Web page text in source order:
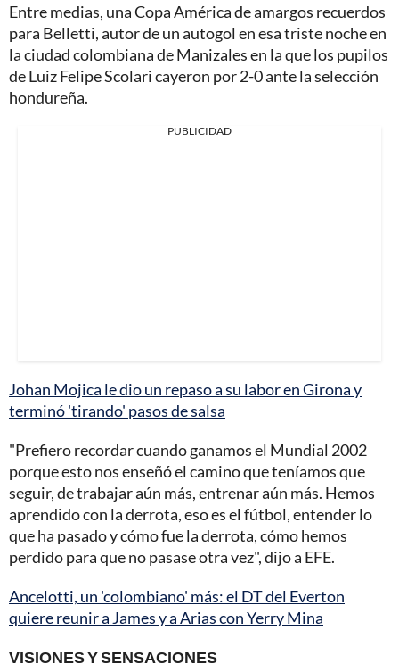
Entre medias, una Copa América de amargos recuerdos
para Belletti, autor de un autogol en esa triste noche en
la ciudad colombiana de Manizales en la que los pupilos
de Luiz Felipe Scolari cayeron por 2-0 ante la selección
hondureña.
PUBLICIDAD
Johan Mojica le dio un repaso a su labor en Girona y
terminó 'tirando' pasos de salsa
"Prefiero recordar cuando ganamos el Mundial 2002
porque esto nos enseñó el camino que teníamos que
seguir, de trabajar aún más, entrenar aún más. Hemos
aprendido con la derrota, eso es el fútbol, entender lo
que ha pasado y cómo fue la derrota, cómo hemos
perdido para que no pasase otra vez", dijo a EFE.
Ancelotti, un 'colombiano' más: el DT del Everton
quiere reunir a James y a Arias con Yerry Mina
VISIONES Y SENSACIONES